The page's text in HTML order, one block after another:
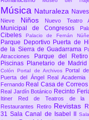
Música Naturaleza
Nieve Niños Nuevo Teatro
Municipal de Congresos
Cibeles
Palacio de Fernán
Parque Deportivo Puerta de
de la Sierra de Guadarrama
Atracciones
Parque del Retiro
Piscinas Planetario de Madrid
Colón Portal de Archivos Portal
Puerta del Ángel
Real
Fernando Real Casa de Correos
Real Jardín Botánico Recinto
Itiner
Red de Teatros de la
Restaurantes
Retiro Revistas
31Sala Canal de Isabel II